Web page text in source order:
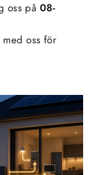
oss på 08-
oss för